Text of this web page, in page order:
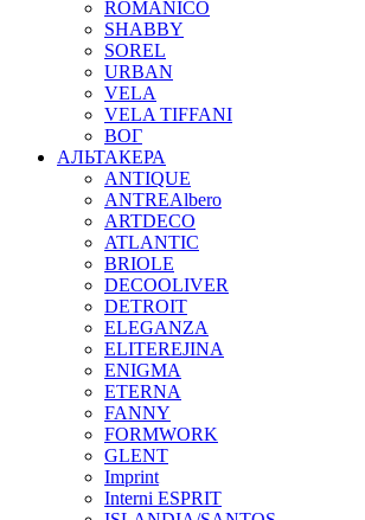
ROMANICO
SHABBY
SOREL
URBAN
VELA
VELA TIFFANI
ВОГ
АЛЬТАКЕРА
ANTIQUE
ANTREAlbero
ARTDECO
ATLANTIC
BRIOLE
DECOOLIVER
DETROIT
ELEGANZA
ELITEREJINA
ENIGMA
ETERNA
FANNY
FORMWORK
GLENT
Imprint
Interni ESPRIT